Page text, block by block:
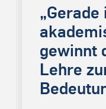
gewinnt
Lehre